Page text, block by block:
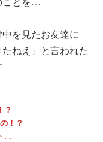
を見たお友達に
ねえ」と言われた
？
！？
…